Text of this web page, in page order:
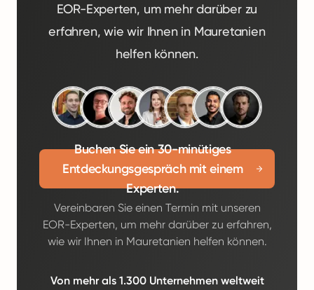
EOR-Experten, um mehr darüber zu
erfahren, wie wir Ihnen in Mauretanien
helfen können.
Buchen Sie ein 30-minütiges
Entdeckungsgespräch mit einem
Experten.
Vereinbaren Sie einen Termin mit unseren
EOR-Experten, um mehr darüber zu erfahren,
wie wir Ihnen in Mauretanien helfen können.
Von mehr als 1.300 Unternehmen weltweit